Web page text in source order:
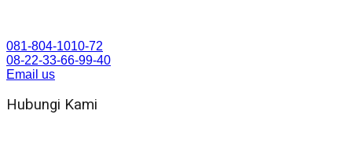
081-804-1010-72
08-22-33-66-99-40
Email us
Hubungi Kami